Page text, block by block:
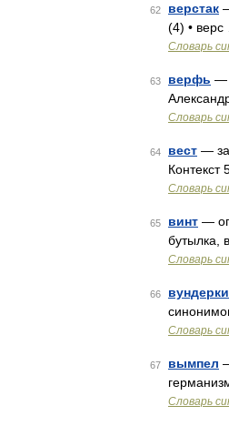
62 верстак
(4) • верс
Словарь
63 верфь —
Словарь
64 вест —
Словарь
65 винт —
бутылка,
Словарь
66
Словарь
67 вымпел
Словарь